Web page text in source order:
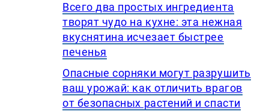
Всего два простых ингредиента
творят чудо на кухне: эта нежная
вкуснятина исчезает быстрее
печенья
Опасные сорняки могут разрушить
ваш урожай: как отличить врагов
от безопасных растений и спасти